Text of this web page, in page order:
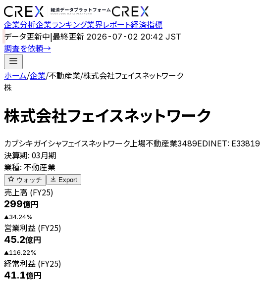
企業分析企業ランキング業界レポート経済指標
データ更新中|最終更新 2026-07-02 20:42 JST
調査を依頼→
ホーム/企業/不動産業/株式会社フェイスネットワーク
株
株式会社フェイスネットワーク
カブシキガイシャフェイスネットワーク 上場不動産業3489EDINET: E33819
決算期: 03月期
業種: 不動産業
ウォッチ Export
売上高 (FY25)
299億円
▲34.24%
営業利益 (FY25)
45.2億円
▲116.22%
経常利益 (FY25)
41.1億円